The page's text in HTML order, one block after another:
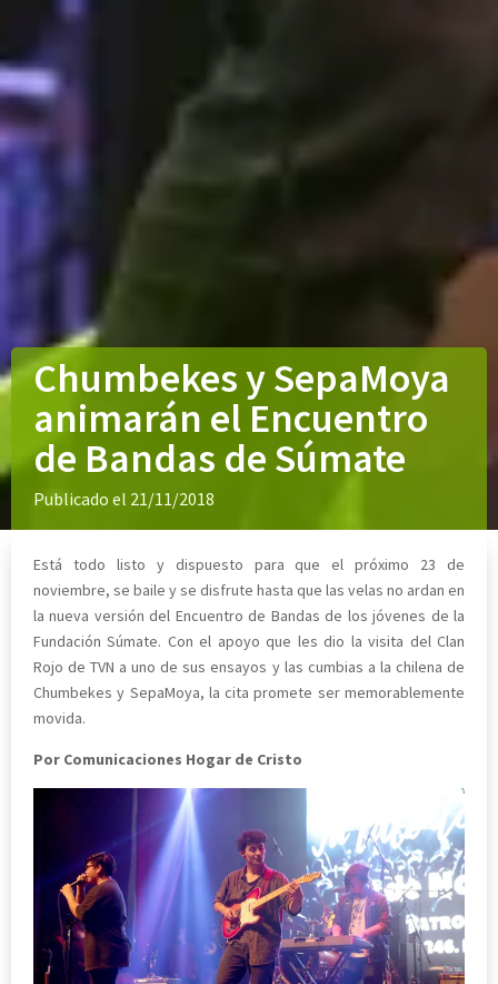
Chumbekes y SepaMoya
animarán el Encuentro
de Bandas de Súmate
Publicado el 21/11/2018
Está todo listo y dispuesto para que el próximo 23 de
noviembre, se baile y se disfrute hasta que las velas no ardan en
la nueva versión del Encuentro de Bandas de los jóvenes de la
Fundación Súmate. Con el apoyo que les dio la visita del Clan
Rojo de TVN a uno de sus ensayos y las cumbias a la chilena de
Chumbekes y SepaMoya, la cita promete ser memorablemente
movida.
Por Comunicaciones Hogar de Cristo